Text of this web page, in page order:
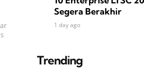
Segera Berakhir
1 day ago
Trending